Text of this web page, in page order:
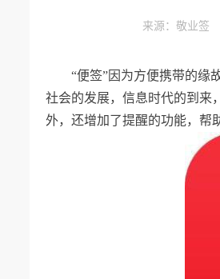
来源： 敬业签
“便签”因为方便携带的缘
社会的发展，信息时代的到来
外，还增加了提醒的功能，帮